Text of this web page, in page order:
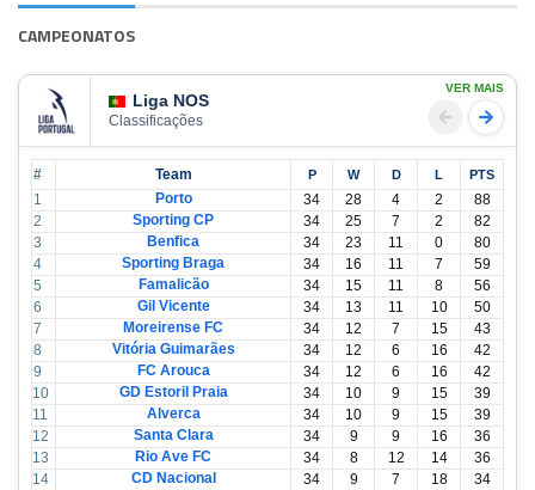
CAMPEONATOS
Liga NOS
Classificações
VER MAIS
# Team P W D L PTS
1 Porto 34 28 4 2
88
2
Sporting CP 34 25 7 2
82
3
Benfica 34 23 11 0
80
4
Sporting Braga 34 16 11 7
59
5
Famalicão 34 15 11 8
56
6
Gil Vicente 34 13 11 10
50
7
Moreirense FC 34 12 7 15
43
8
Vitória Guimarães 34 12 6 16
42
9
FC Arouca 34 12 6 16
42
10
GD Estoril Praia 34 10 9 15
39
11
Alverca 34 10 9 15
39
12
Santa Clara 34 9 9 16
36
13
Rio Ave FC 34 8 12 14
36
14
CD Nacional 34 9 7 18 34